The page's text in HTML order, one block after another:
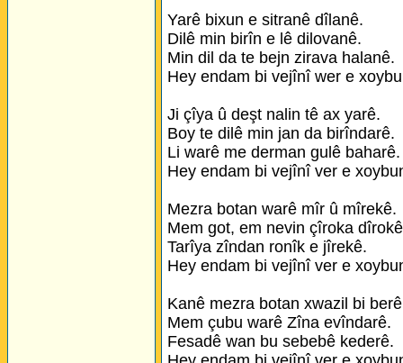
Yarê bixun e sitranê dîlanê.
Dilê min birîn e lê dilovanê.
Min dil da te bejn zirava halanê.
Hey endam bi vejînî wer e
Ji çîya û deşt nalin tê ax yarê.
Boy te dilê min jan da birîndarê.
Li warê me derman gulê baharê.
Hey endam bi vejînî ver e
Mezra botan warê mîr û mîrekê.
Mem got, em nevin çîroka
Tarîya zîndan ronîk e jîrekê.
Hey endam bi vejînî ver e
Kanê mezra botan xwazil bi
Mem çubu warê Zîna evîndarê.
Fesadê wan bu sebebê kederê.